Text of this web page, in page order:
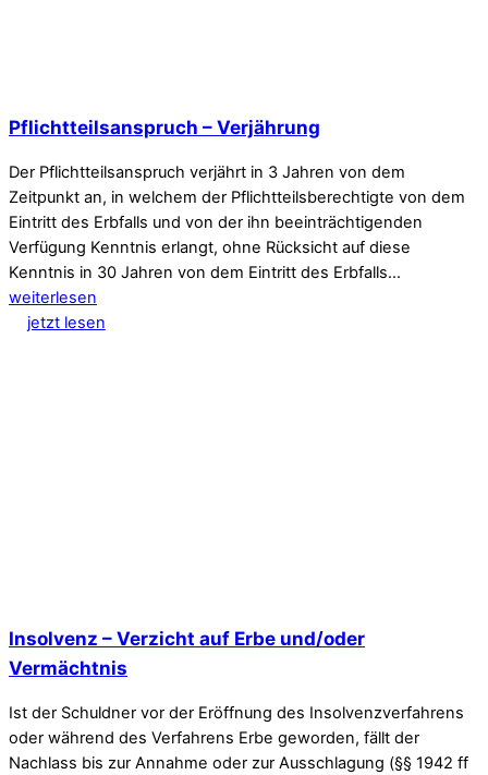
Pflichtteilsanspruch – Verjährung
Der Pflichtteilsanspruch verjährt in 3 Jahren von dem
Zeitpunkt an, in welchem der Pflichtteilsberechtigte von dem
Eintritt des Erbfalls und von der ihn beeinträchtigenden
Verfügung Kenntnis erlangt, ohne Rücksicht auf diese
Kenntnis in 30 Jahren von dem Eintritt des Erbfalls…
weiterlesen
jetzt lesen
Insolvenz – Verzicht auf Erbe und/oder
Vermächtnis
Ist der Schuldner vor der Eröffnung des Insolvenzverfahrens
oder während des Verfahrens Erbe geworden, fällt der
Nachlass bis zur Annahme oder zur Ausschlagung (§§ 1942 ff